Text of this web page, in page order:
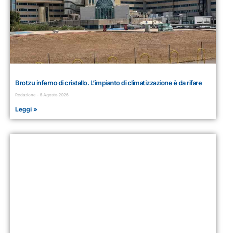
Brotzu inferno di cristallo. L’impianto di climatizzazione è da rifare
Redazione 6 Agosto 2026
Leggi »